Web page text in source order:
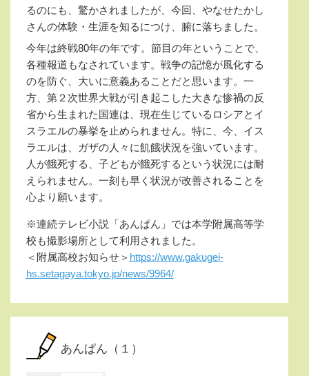
るのにも、驚かされましたが、今回、やなせたかし
さんの体験・生涯を知るにつけ、腑に落ちました。
今年は終戦80年の年です。節目の年ということで、
各種報道もなされています。戦争の記憶が風化する
のを防ぐ、大いに意義あることだと思います。一
方、第２次世界大戦が引き起こした大きな惨禍の反
省から生まれた国連は、現在生じているロシアとイ
スラエルの暴挙を止められません。特に、今、イス
ラエルは、ガザの人々に飢餓状況を強いています。
人が餓死する、子どもが餓死するという状況には耐
えられません。一刻も早く状況が改善されることを
心より願います。
※連続テレビ小説「あんぱん」では本学附属高等学
校も撮影場所として利用されました。
＜附属高校お知らせ＞ https://www.gakugei-
hs.setagaya.tokyo.jp/news/9964/
あんぱん（１）